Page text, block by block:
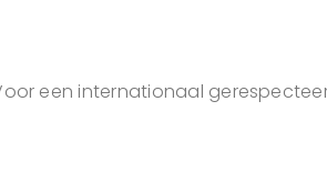
een internationaal